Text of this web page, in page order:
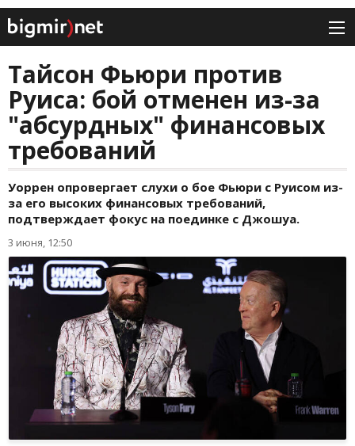
Тайсон Фьюри против
Руиса: бой отменен из-за
"абсурдных" финансовых
требований
Уоррен опровергает слухи о бое Фьюри с Руисом из-
за его высоких финансовых требований,
подтверждает фокус на поединке с Джошуа.
3 июня, 12:50